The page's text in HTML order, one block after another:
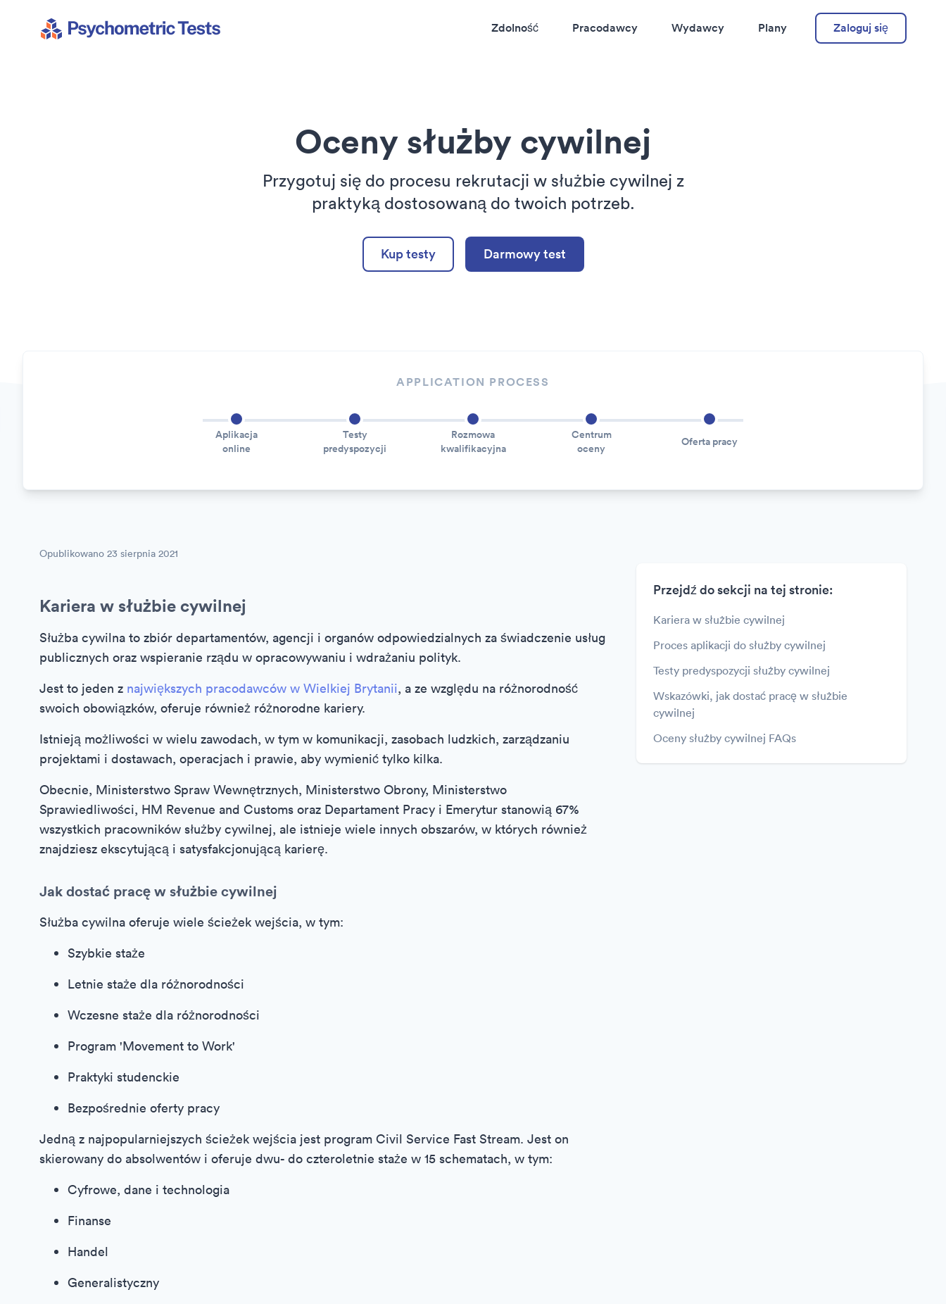
Zdolność Pracodawcy Wydawcy Plany Zaloguj się
Oceny służby cywilnej
Przygotuj się do procesu rekrutacji w służbie cywilnej z
praktyką dostosowaną do twoich potrzeb.
Kup testy Darmowy test
APPLICATION PROCESS
Aplikacja
online
Testy
predyspozycji
Rozmowa
kwalifikacyjna
Centrum
oceny
Oferta pracy
Opublikowano 23 sierpnia 2021
Kariera w służbie cywilnej
Służba cywilna to zbiór departamentów, agencji i organów odpowiedzialnych za świadczenie usług
publicznych oraz wspieranie rządu w opracowywaniu i wdrażaniu polityk.
Jest to jeden z największych pracodawców w Wielkiej Brytanii, a ze względu na różnorodność
swoich obowiązków, oferuje również różnorodne kariery.
Istnieją możliwości w wielu zawodach, w tym w komunikacji, zasobach ludzkich, zarządzaniu
projektami i dostawach, operacjach i prawie, aby wymienić tylko kilka.
Obecnie, Ministerstwo Spraw Wewnętrznych, Ministerstwo Obrony, Ministerstwo
Sprawiedliwości, HM Revenue and Customs oraz Departament Pracy i Emerytur stanowią 67%
wszystkich pracowników służby cywilnej, ale istnieje wiele innych obszarów, w których również
znajdziesz ekscytującą i satysfakcjonującą karierę.
Jak dostać pracę w służbie cywilnej
Służba cywilna oferuje wiele ścieżek wejścia, w tym:
Szybkie staże
Letnie staże dla różnorodności
Wczesne staże dla różnorodności
Program 'Movement to Work'
Praktyki studenckie
Bezpośrednie oferty pracy
Jedną z najpopularniejszych ścieżek wejścia jest program Civil Service Fast Stream. Jest on
skierowany do absolwentów i oferuje dwu- do czteroletnie staże w 15 schematach, w tym:
Cyfrowe, dane i technologia
Finanse
Handel
Generalistyczny
Przejdź do sekcji na tej stronie:
Kariera w służbie cywilnej
Proces aplikacji do służby cywilnej
Testy predyspozycji służby cywilnej
Wskazówki, jak dostać pracę w służbie
cywilnej
Oceny służby cywilnej FAQs